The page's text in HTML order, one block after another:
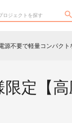
源不要で軽量コンパク
限定【